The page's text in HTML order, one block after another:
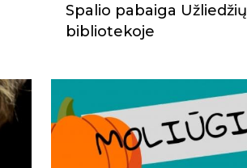
Spalio pabaiga Užliedžių
bibliotekoje